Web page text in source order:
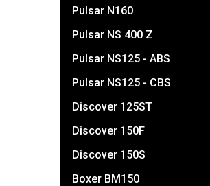
Pulsar N160
Pulsar NS 400 Z
Pulsar NS125 - ABS
Pulsar NS125 - CBS
Discover 125ST
Discover 150F
Discover 150S
Boxer BM150